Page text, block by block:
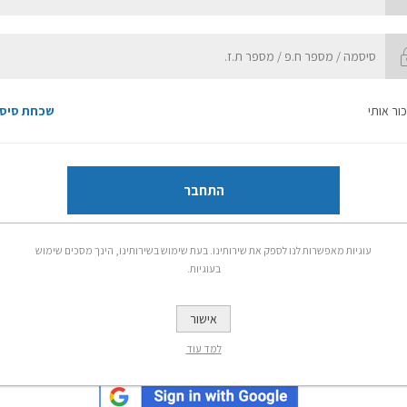
אותי שכחת
התחבר
-או-
עוגיות מאפשרות לנו לספק את שירותינו. בעת שימוש בשירותינו, הינך מסכים שימוש
בעוגיות.
אישור
למד עוד